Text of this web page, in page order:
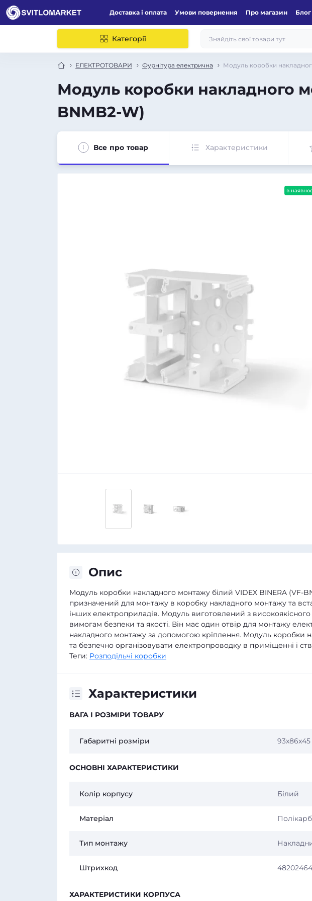
Доставка і оплата Умови повернення Про магазин Блог
Категорії
ЕЛЕКТРОТОВАРИ Фурнітура електрична Модуль коробки
Модуль коробки накладного
BNMB2-W)
Все про товар Характеристики
в
Опис
Модуль коробки накладного монтажу білий VIDEX BINERA (VF-
призначений для монтажу в коробку накладного монтажу та
інших електроприладів. Модуль виготовлений з високоякісного
вимогам безпеки та якості. Він має один отвір для монтажу
накладного монтажу за допомогою кріплення. Модуль коробки
та безпечно організовувати електропроводку в приміщенні і
Теги: Розподільчі коробки
Характеристики
ВАГА І РОЗМІРИ ТОВАРУ
Габаритні розміри
ОСНОВНІ ХАРАКТЕРИСТИКИ
Колір корпусу Білий
Матеріал
Тип монтажу
Штрихкод
ХАРАКТЕРИСТИКИ КОРПУСА